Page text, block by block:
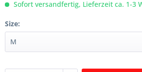
Sofort versandfertig, Lieferzeit ca. 1-3
Size: